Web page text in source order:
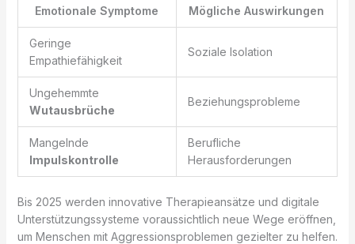
Emotionale Symptome Mögliche Auswirkungen
Geringe
Empathiefähigkeit
Soziale Isolation
Ungehemmte
Wutausbrüche
Beziehungsprobleme
Mangelnde
Impulskontrolle
Berufliche
Herausforderungen
Bis 2025 werden innovative Therapieansätze und digitale
Unterstützungssysteme voraussichtlich neue Wege eröffnen,
um Menschen mit Aggressionsproblemen gezielter zu helfen.